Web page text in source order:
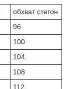
обхват стегон
96
100
104
108
112